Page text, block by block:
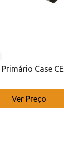
Case CE
Ver Preço